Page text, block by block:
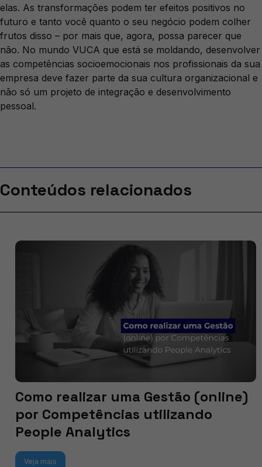
elas. As transformações podem ter efeitos positivos no
futuro e tanto você quanto o seu negócio podem colher
frutos disso – por mais que, agora, possa parecer que
não. No mundo VUCA que está se moldando, desenvolver
as competências socioemocionais nos profissionais da sua
empresa deve fazer parte da sua cultura organizacional e
não só um projeto de integração e desenvolvimento
pessoal.
Conteúdos relacionados
Como realizar uma Gestão (online)
por Competências utilizando
People Analytics
Veja mais